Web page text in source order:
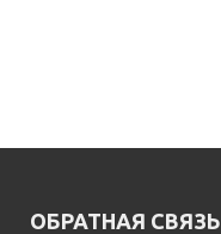
ОБРАТНАЯ СВЯЗЬ